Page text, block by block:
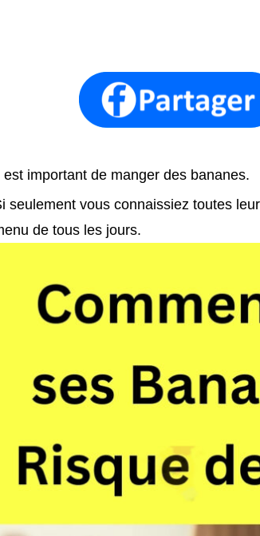
est important de manger des bananes.
seulement vous connaissiez toutes
de tous les jours.